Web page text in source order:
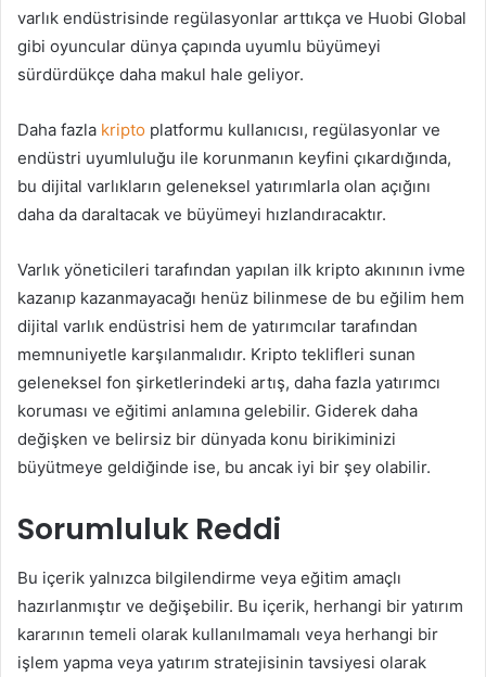
varlık endüstrisinde regülasyonlar arttıkça ve Huobi Global
gibi oyuncular dünya çapında uyumlu büyümeyi
sürdürdükçe daha makul hale geliyor.
Daha fazla kripto platformu kullanıcısı, regülasyonlar ve
endüstri uyumluluğu ile korunmanın keyfini çıkardığında,
bu dijital varlıkların geleneksel yatırımlarla olan açığını
daha da daraltacak ve büyümeyi hızlandıracaktır.
Varlık yöneticileri tarafından yapılan ilk kripto akınının ivme
kazanıp kazanmayacağı henüz bilinmese de bu eğilim hem
dijital varlık endüstrisi hem de yatırımcılar tarafından
memnuniyetle karşılanmalıdır. Kripto teklifleri sunan
geleneksel fon şirketlerindeki artış, daha fazla yatırımcı
koruması ve eğitimi anlamına gelebilir. Giderek daha
değişken ve belirsiz bir dünyada konu birikiminizi
büyütmeye geldiğinde ise, bu ancak iyi bir şey olabilir.
Sorumluluk Reddi
Bu içerik yalnızca bilgilendirme veya eğitim amaçlı
hazırlanmıştır ve değişebilir. Bu içerik, herhangi bir yatırım
kararının temeli olarak kullanılmamalı veya herhangi bir
işlem yapma veya yatırım stratejisinin tavsiyesi olarak